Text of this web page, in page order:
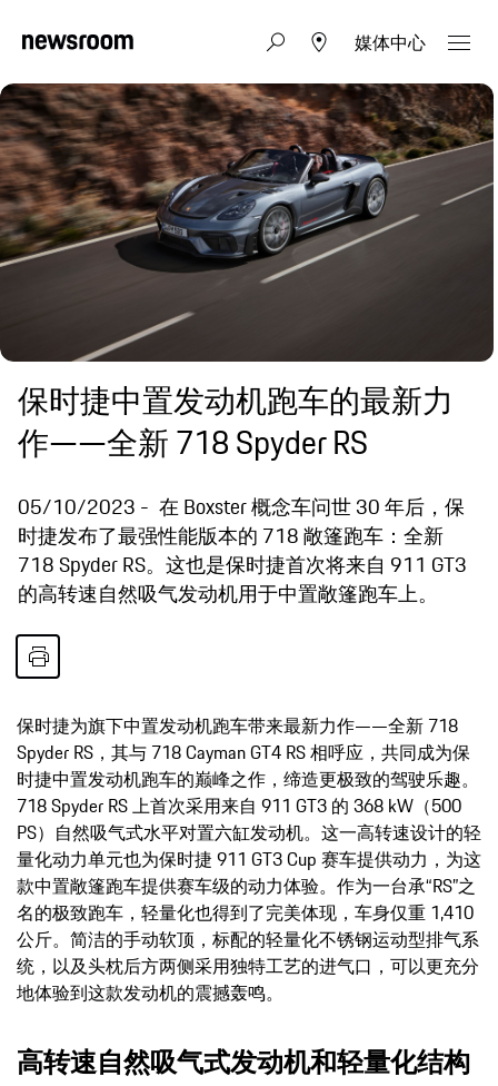
媒体中心
保时捷中置发动机跑车的最新力
作——全新 718 Spyder RS
05/10/2023
在 Boxster 概念车问世 30 年后，保
时捷发布了最强性能版本的 718 敞篷跑车：全新
718 Spyder RS。这也是保时捷首次将来自 911 GT3
的高转速自然吸气发动机用于中置敞篷跑车上。
保时捷为旗下中置发动机跑车带来最新力作——全新 718
Spyder RS，其与 718 Cayman GT4 RS 相呼应，共同成为保
时捷中置发动机跑车的巅峰之作，缔造更极致的驾驶乐趣。
718 Spyder RS 上首次采用来自 911 GT3 的 368 kW（500
PS）自然吸气式水平对置六缸发动机。这一高转速设计的轻
量化动力单元也为保时捷 911 GT3 Cup 赛车提供动力，为这
款中置敞篷跑车提供赛车级的动力体验。作为一台承“RS”之
名的极致跑车，轻量化也得到了完美体现，车身仅重 1,410
公斤。简洁的手动软顶，标配的轻量化不锈钢运动型排气系
统，以及头枕后方两侧采用独特工艺的进气口，可以更充分
地体验到这款发动机的震撼轰鸣。
高转速自然吸气式发动机和轻量化结构